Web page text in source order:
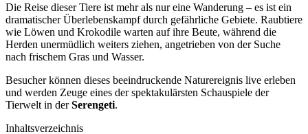
Die Reise dieser Tiere ist mehr als nur eine Wanderung – es ist ein
dramatischer Überlebenskampf durch gefährliche Gebiete. Raubtiere
wie Löwen und Krokodile warten auf ihre Beute, während die
Herden unermüdlich weiters ziehen, angetrieben von der Suche
nach frischem Gras und Wasser.
Besucher können dieses beeindruckende Naturereignis live erleben
und werden Zeuge eines der spektakulärsten Schauspiele der
Tierwelt in derSerengeti.
Inhaltsverzeichnis